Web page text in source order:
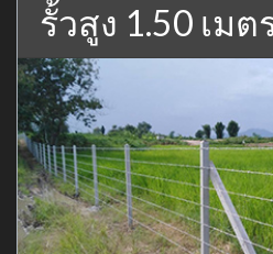
รั้วสูง 1.50 เมต